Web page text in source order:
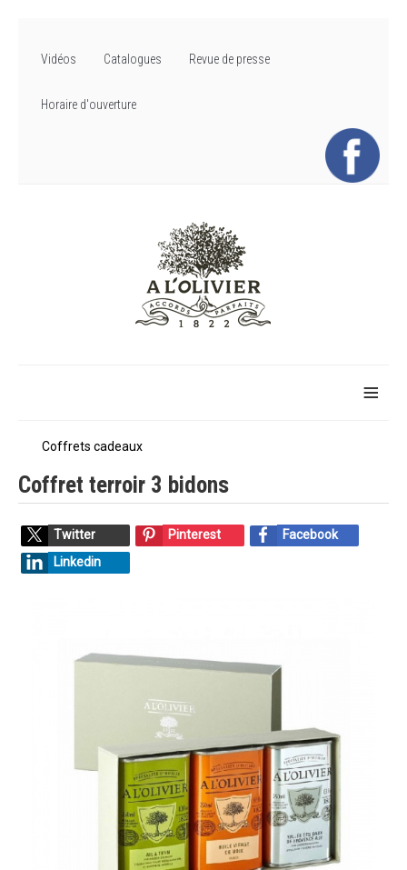
Vidéos Catalogues Revue de presse
Horaire d'ouverture
≡
Coffrets cadeaux
Coffret terroir 3 bidons
Twitter Pinterest
Facebook
Linkedin